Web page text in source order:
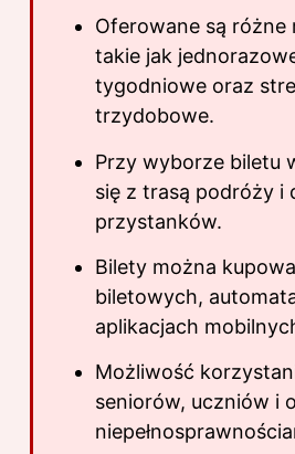
Oferowane są różne
takie jak
tygodniowe oraz
trzydobowe.
Przy wyborze biletu
się z trasą podróży i
przystanków.
Bilety można
biletowych,
aplikacjach
Możliwość
seniorów, uczniów i